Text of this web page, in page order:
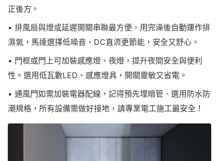
正後方。
• 排風扇與燈或延遲開關串聯最方便，用完澡後自動運作排
濕氣，馬達選擇低噪音、DC直流更節能，安全又舒心。
• 門框或門上可加裝感應燈、夜燈，提升夜間安全與便利
性。選用低瓦數LED、感應燈具，開關靈敏又省電。
• 通風門如需加裝電器配線，記得預先埋暗管、選用防水防
潮規格，所有設備需做好接地，請專業電工施工最安全！